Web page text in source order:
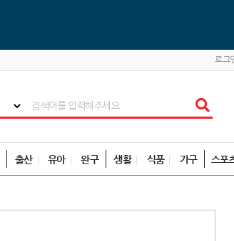
로그
출산 유아 완구 생활 식품 가구 스포